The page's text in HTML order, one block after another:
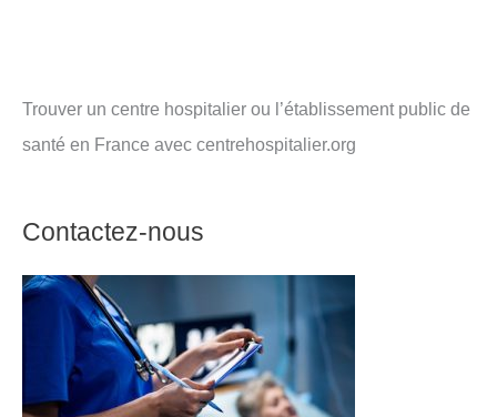
Trouver un centre hospitalier ou l’établissement public de
santé en France avec centrehospitalier.org
Contactez-nous